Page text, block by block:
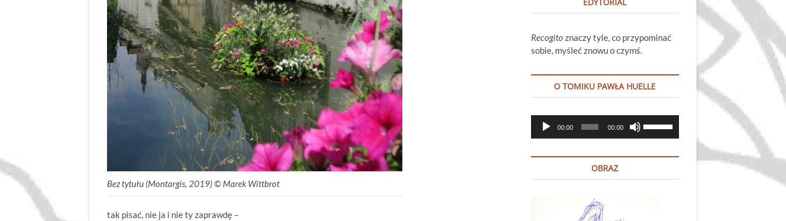
Bez tytułu (Montargis, 2019) © Marek Wittbrot
tak pisać, nie ja i nie ty zaprawdę –
Recogito znaczy tyle, co przypominać
sobie, myśleć znowu o czymś.
O TOMIKU PAWŁA HUELLE
Odtwarzacz
plików
00:00 00:00
góry
OBRAZ